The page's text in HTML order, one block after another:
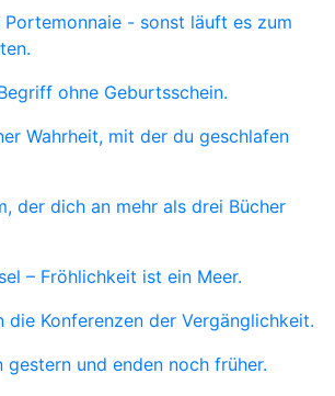
- sonst läuft es zum
ohne Geburtsschein.
Wahrheit, mit der du geschlafen
der dich an mehr als drei Bücher
– Fröhlichkeit ist ein Meer.
die Konferenzen der Vergänglichkeit.
gestern und enden noch früher.